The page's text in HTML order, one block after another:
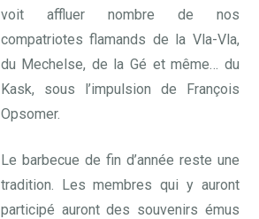
voit affluer nombre de nos
compatriotes flamands de la Vla-Vla,
du Mechelse, de la Gé et même… du
Kask, sous l’impulsion de François
Opsomer.
Le barbecue de fin d’année reste une
tradition. Les membres qui y auront
participé auront des souvenirs émus